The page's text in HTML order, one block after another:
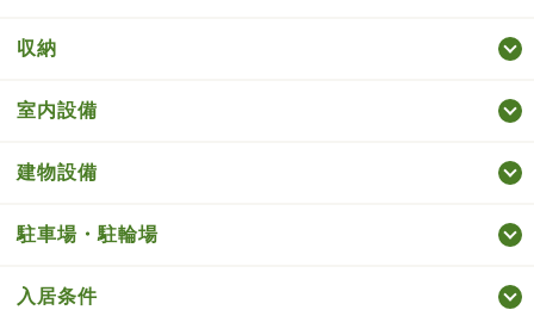
収納
室内設備
建物設備
駐車場・駐輪場
入居条件